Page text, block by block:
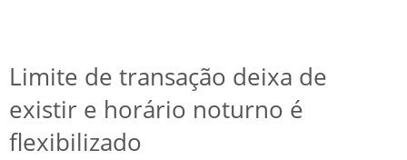
Limite de transação deixa de
existir e horário noturno é
flexibilizado